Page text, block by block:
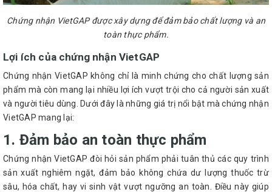
Chứng nhận VietGAP được xây dựng để đảm bảo chất lượng và an
toàn thực phẩm.
Lợi ích của chứng nhận VietGAP
Chứng nhận VietGAP không chỉ là minh chứng cho chất lượng sản
phẩm mà còn mang lại nhiều lợi ích vượt trội cho cả người sản xuất
và người tiêu dùng. Dưới đây là những giá trị nổi bật mà chứng nhận
VietGAP mang lại:
1. Đảm bảo an toàn thực phẩm
Chứng nhận VietGAP đòi hỏi sản phẩm phải tuân thủ các quy trình
sản xuất nghiêm ngặt, đảm bảo không chứa dư lượng thuốc trừ
sâu, hóa chất, hay vi sinh vật vượt ngưỡng an toàn. Điều này giúp